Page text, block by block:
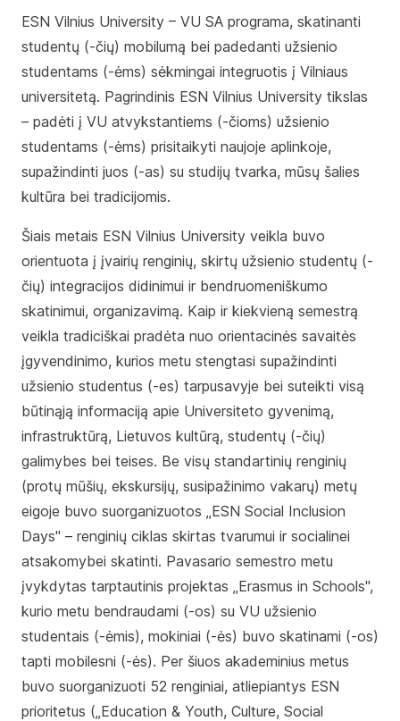
ESN Vilnius University – VU SA programa, skatinanti
studentų (-čių) mobilumą bei padedanti užsienio
studentams (-ėms) sėkmingai integruotis į Vilniaus
universitetą. Pagrindinis ESN Vilnius University tikslas
– padėti į VU atvykstantiems (-čioms) užsienio
studentams (-ėms) prisitaikyti naujoje aplinkoje,
supažindinti juos (-as) su studijų tvarka, mūsų šalies
kultūra bei tradicijomis.
Šiais metais ESN Vilnius University veikla buvo
orientuota į įvairių renginių, skirtų užsienio studentų (-
čių) integracijos didinimui ir bendruomeniškumo
skatinimui, organizavimą. Kaip ir kiekvieną semestrą
veikla tradiciškai pradėta nuo orientacinės savaitės
įgyvendinimo, kurios metu stengtasi supažindinti
užsienio studentus (-es) tarpusavyje bei suteikti visą
būtinąją informaciją apie Universiteto gyvenimą,
infrastruktūrą, Lietuvos kultūrą, studentų (-čių)
galimybes bei teises. Be visų standartinių renginių
(protų mūšių, ekskursijų, susipažinimo vakarų) metų
eigoje buvo suorganizuotos „ESN Social Inclusion
Days" – renginių ciklas skirtas tvarumui ir socialinei
atsakomybei skatinti. Pavasario semestro metu
įvykdytas tarptautinis projektas „Erasmus in Schools",
kurio metu bendraudami (-os) su VU užsienio
studentais (-ėmis), mokiniai (-ės) buvo skatinami (-os)
tapti mobilesni (-ės). Per šiuos akademinius metus
buvo suorganizuoti 52 renginiai, atliepiantys ESN
prioritetus („Education & Youth, Culture, Social